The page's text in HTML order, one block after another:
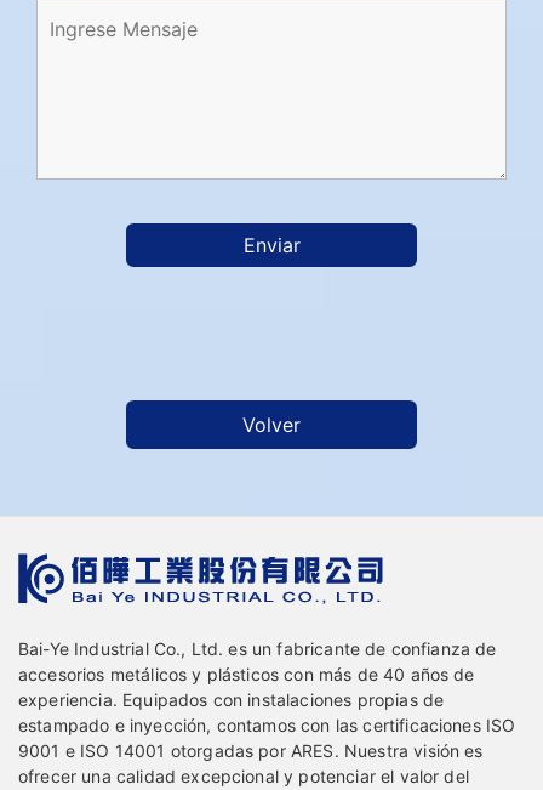
Enviar
Volver
Bai-Ye Industrial Co., Ltd. es un fabricante de confianza de
accesorios metálicos y plásticos con más de 40 años de
experiencia. Equipados con instalaciones propias de
estampado e inyección, contamos con las certificaciones ISO
9001 e ISO 14001 otorgadas por ARES. Nuestra visión es
ofrecer una calidad excepcional y potenciar el valor del